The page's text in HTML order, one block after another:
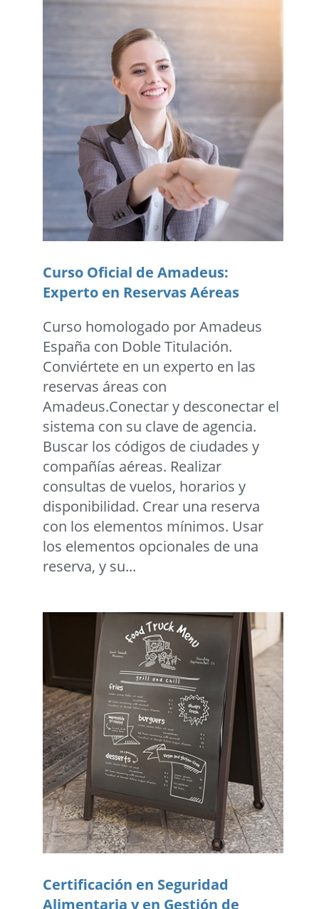
Curso Oficial de Amadeus:
Experto en Reservas Aéreas
Curso homologado por Amadeus
España con Doble Titulación.
Conviértete en un experto en las
reservas áreas con
Amadeus.Conectar y desconectar el
sistema con su clave de agencia.
Buscar los códigos de ciudades y
compañías aéreas. Realizar
consultas de vuelos, horarios y
disponibilidad. Crear una reserva
con los elementos mínimos. Usar
los elementos opcionales de una
reserva, y su...
Certificación en Seguridad
Alimentaria y en Gestión de